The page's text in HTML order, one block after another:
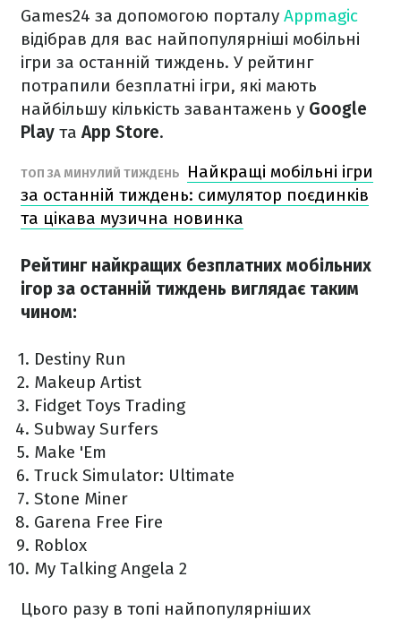
Games24 за допомогою порталу Appmagic
відібрав для вас найпопулярніші мобільні
ігри за останній тиждень. У рейтинг
потрапили безплатні ігри, які мають
найбільшу кількість завантажень у Google
Play та App Store.
ТОП ЗА МИНУЛИЙ ТИЖДЕНЬ
Найкращі мобільні ігри
за останній тиждень: симулятор поєдинків
та цікава музична новинка
Рейтинг найкращих безплатних мобільних
ігор за останній тиждень виглядає таким
чином:
Destiny Run
Makeup Artist
Fidget Toys Trading
Subway Surfers
Make 'Em
Truck Simulator: Ultimate
Stone Miner
Garena Free Fire
Roblox
My Talking Angela 2
Цього разу в топі найпопулярніших